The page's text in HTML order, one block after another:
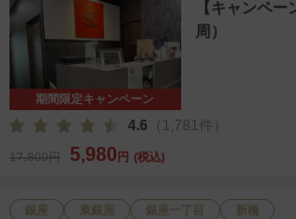
期間限定キャンペーン
【キャンペ
周）
4.6 （1,781件）
17,800円 5,980 円 (税込)
銀座 東銀座 銀座一丁目 新橋